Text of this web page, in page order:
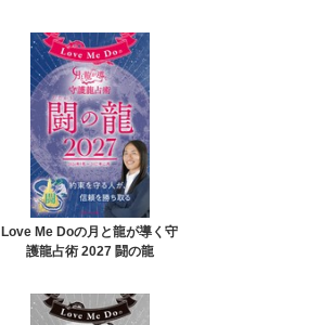
Love Me Doの月と龍が導く守
護龍占術 2027 闘の龍